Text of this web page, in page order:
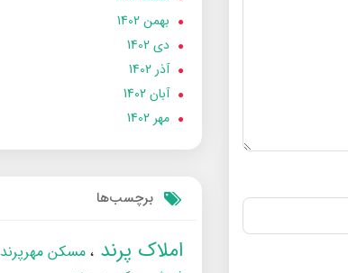
بهمن 1402
دی 1402
آذر 1402
آبان 1402
مهر 1402
برچسب‌ها
املاک پرند مسکن مهرپرند